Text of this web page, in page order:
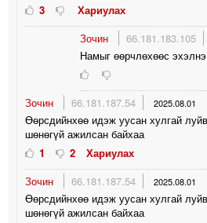
3
Хариулах
Зочин
66.181.183.105
Намыг өөрчлөхөөс
Зочин 66.181.187.54 2025.08.01
Өөрсдийнхөө идэж уусан хулгай
шөнөгүй ажилсан байхаа
1
2
Хариулах
Зочин
66.181.187.54 2025.08.01
Өөрсдийнхөө идэж уусан хулгай
шөнөгүй ажилсан байхаа